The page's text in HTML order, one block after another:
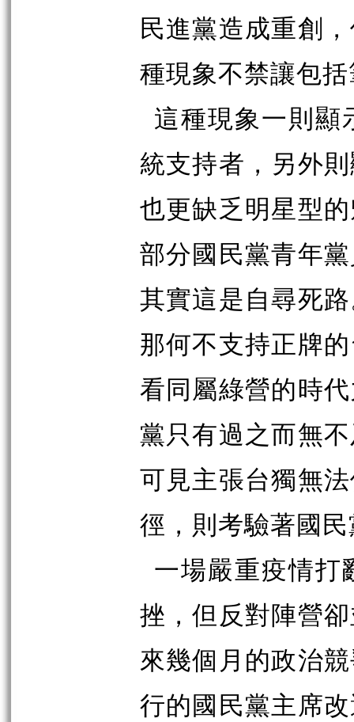
民進黨造成重創
種現象不禁讓包
這種現象一則顯
統支持者，另外
也更缺乏明星型
部分國民黨青年
其實這是自尋死
那何不支持正牌
看同屬綠營的時
黨只有過之而無
可見主張台獨無
徑，則考驗著國
一場嚴重疫情打
挫，但反對陣營
來幾個月的政治
行的國民黨主席